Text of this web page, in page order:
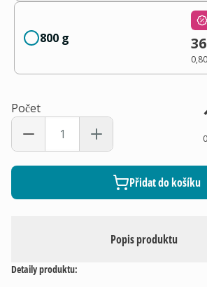
Popis produktu
Detaily produktu:
800 g
Počet
Přidat do košíku